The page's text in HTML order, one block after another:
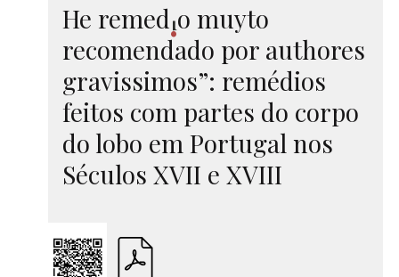
He remedio muyto
recomendado por authores
gravissimos”: remédios
feitos com partes do corpo
do lobo em Portugal nos
Séculos XVII e XVIII